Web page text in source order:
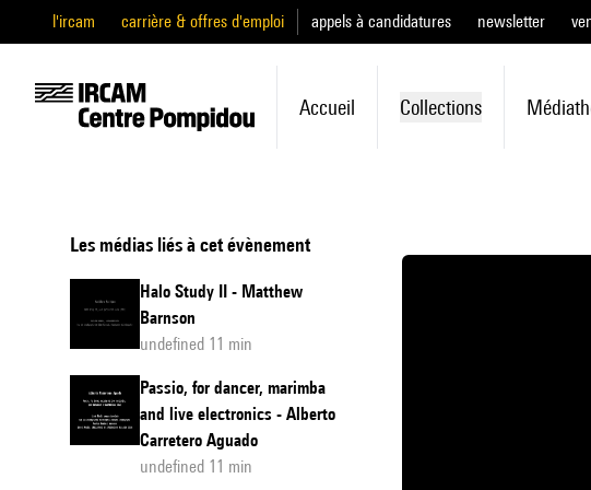
l'ircam carrière & offres d'emploi appels à candidatures newsletter
Accueil Collections
Les médias liés à cet évènement
Halo Study II - Matthew
Barnson
undefined 11 min
Passio, for dancer, marimba
and live electronics - Alberto
Carretero Aguado
undefined 11 min